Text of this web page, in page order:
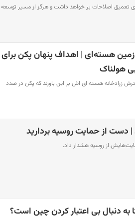
تعمیق اصلاحات بر خواهد داشت و هرگز از مسیر توسعه
زمین هسته‌ای | اهداف پنهان پکن برای
هولناک
زرادخانه هسته ای اش بر این باورند که پکن در صدد
| دست از حمایت روسیه بردارید
از روسیه هشدار داد.
به دنبال بی اعتبار کردن چین است؟